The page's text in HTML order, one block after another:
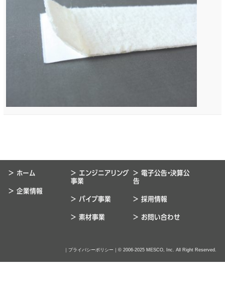
> ホーム
> 企業情報
> エンジニアリング
事業
> パイプ事業
> 素材事業
> 電子公告・決算公
告
> 採用情報
> お問い合わせ
｜ プライバシーポリシー｜© 2006-2025 MESCO, Inc. All Right Reserved.